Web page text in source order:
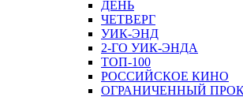
ДЕНЬ
ЧЕТВЕРГ
УИК-ЭНД
2-ГО УИК-ЭНДА
ТОП-100
РОССИЙСКОЕ КИНО
ОГРАНИЧЕННЫЙ